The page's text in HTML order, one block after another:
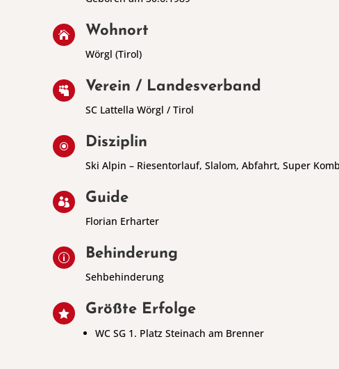
 Wohnort
Wörgl (Tirol)
 Verein / Landesverband
SC Lattella Wörgl / Tirol
\ Disziplin
Ski Alpin – Riesentorlauf, Slalom, Abfahrt, Super
 Guide
Florian Erharter
p Behinderung
Sehbehinderung
 Größte Erfolge
WC SG 1. Platz Steinach am Brenner